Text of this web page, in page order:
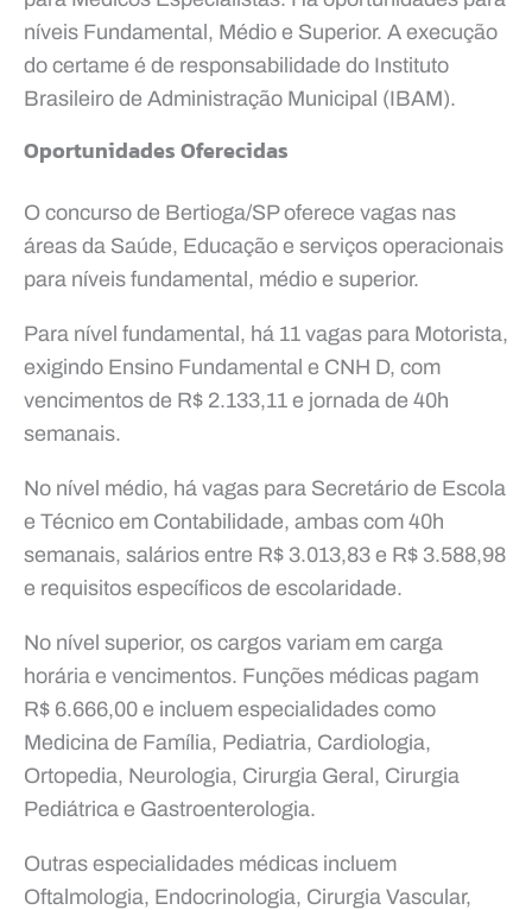
níveis Fundamental, Médio e Superior. A execução
do certame é de responsabilidade do Instituto
Brasileiro de Administração Municipal (IBAM).
Oportunidades Oferecidas
O concurso de Bertioga/SP oferece vagas nas
áreas da Saúde, Educação e serviços operacionais
para níveis fundamental, médio e superior.
Para nível fundamental, há 11 vagas para Motorista,
exigindo Ensino Fundamental e CNH D, com
vencimentos de R$ 2.133,11 e jornada de 40h
semanais.
No nível médio, há vagas para Secretário de Escola
e Técnico em Contabilidade, ambas com 40h
semanais, salários entre R$ 3.013,83 e R$ 3.588,98
e requisitos específicos de escolaridade.
No nível superior, os cargos variam em carga
horária e vencimentos. Funções médicas pagam
R$ 6.666,00 e incluem especialidades como
Medicina de Família, Pediatria, Cardiologia,
Ortopedia, Neurologia, Cirurgia Geral, Cirurgia
Pediátrica e Gastroenterologia.
Outras especialidades médicas incluem
Oftalmologia, Endocrinologia, Cirurgia Vascular,